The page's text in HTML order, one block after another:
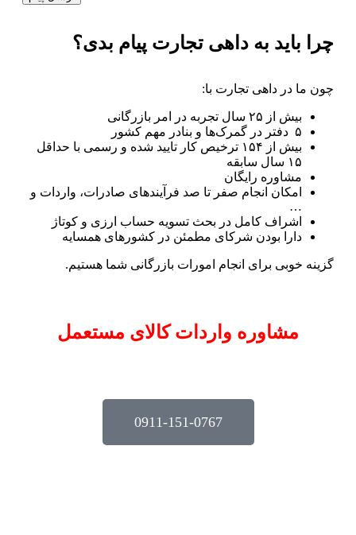
چرا باید به داهی تجارت پیام بدی؟
چون ما در داهی تجارت با:
بیش از ۲۵ سال تجربه در امر بازرگانی
۵ دفتر در گمرک‌ها و بنادر مهم کشور
بیش از ۱۵۴ ترخیص کار تایید شده و رسمی با حداقل
۱۵ سال سابقه
مشاوره رایگان
امکان انجام صفر تا صد فرآیند‌های صادرات، واردات و
…
اشراف کامل در بحث تسویه حساب ارزی و کوتاژ
دارا بودن شرکای مطمئن در کشور‌های همسایه
گزینه خوبی برای انجام امورات بازرگانی شما هستیم.
مشاوره واردات کالای مستعمل
0911-151-0767